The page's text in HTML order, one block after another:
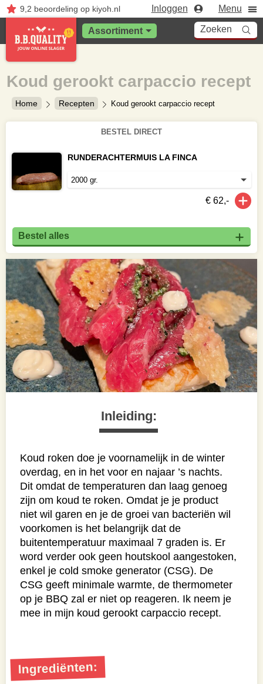
9,2 beoordelingop kiyoh.nl Inloggen Menu
Assortiment Zoeken
Home Recepten Koud gerookt carpaccio recept
Koud gerookt carpaccio recept
Inleiding:
Koud roken doe je voornamelijk in de winter
overdag, en in het voor en najaar ’s nachts.
Dit omdat de temperaturen dan laag genoeg
zijn om koud te roken. Omdat je je product
niet wil garen en je de groei van bacteriën wil
voorkomen is het belangrijk dat de
buitentemperatuur maximaal 7 graden is. Er
word verder ook geen houtskool aangestoken,
enkel je cold smoke generator (CSG). De
CSG geeft minimale warmte, de thermometer
op je BBQ zal er niet op reageren. Ik neem je
mee in mijn koud gerookt carpaccio recept.
Ingrediënten:
BESTEL DIRECT
RUNDERACHTERMUIS LA FINCA
€ 62,-
Bestel alles